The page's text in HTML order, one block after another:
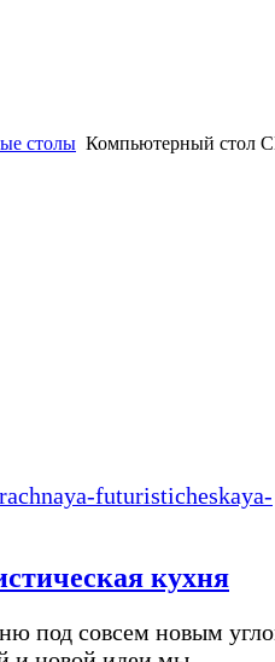
столы Компьютерный стол
кухня
под совсем новым